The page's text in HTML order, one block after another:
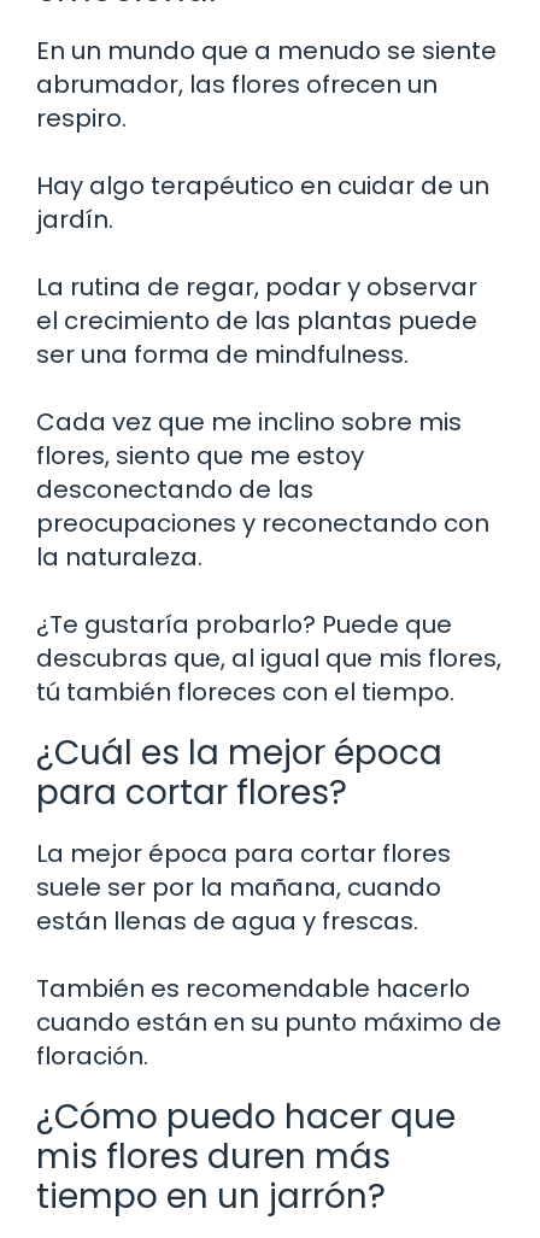
En un mundo que a menudo se siente
abrumador, las flores ofrecen un
respiro.
Hay algo terapéutico en cuidar de un
jardín.
La rutina de regar, podar y observar
el crecimiento de las plantas puede
ser una forma de mindfulness.
Cada vez que me inclino sobre mis
flores, siento que me estoy
desconectando de las
preocupaciones y reconectando con
la naturaleza.
¿Te gustaría probarlo? Puede que
descubras que, al igual que mis flores,
tú también floreces con el tiempo.
¿Cuál es la mejor época
para cortar flores?
La mejor época para cortar flores
suele ser por la mañana, cuando
están llenas de agua y frescas.
También es recomendable hacerlo
cuando están en su punto máximo de
floración.
¿Cómo puedo hacer que
mis flores duren más
tiempo en un jarrón?